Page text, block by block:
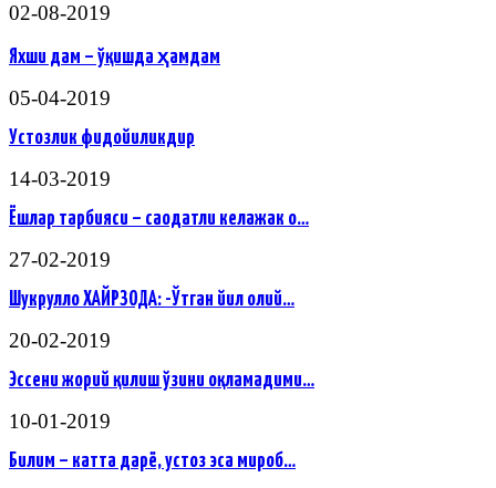
02-08-2019
Яхши дам – ўқишда ҳамдам
05-04-2019
Устозлик фидойиликдир
14-03-2019
Ёшлар тарбияси – саодатли келажак о…
27-02-2019
Шукрулло ХАЙРЗОДА: -Ўтган йил олий…
20-02-2019
Эссени жорий қилиш ўзини оқламадими…
10-01-2019
Билим – катта дарё, устоз эса мироб…